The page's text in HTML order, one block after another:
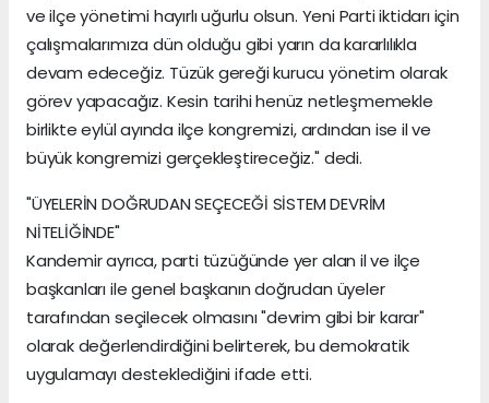
ve ilçe yönetimi hayırlı uğurlu olsun. Yeni Parti iktidarı için
çalışmalarımıza dün olduğu gibi yarın da kararlılıkla
devam edeceğiz. Tüzük gereği kurucu yönetim olarak
görev yapacağız. Kesin tarihi henüz netleşmemekle
birlikte eylül ayında ilçe kongremizi, ardından ise il ve
büyük kongremizi gerçekleştireceğiz." dedi.
"ÜYELERİN DOĞRUDAN SEÇECEĞİ SİSTEM DEVRİM
NİTELİĞİNDE"
Kandemir ayrıca, parti tüzüğünde yer alan il ve ilçe
başkanları ile genel başkanın doğrudan üyeler
tarafından seçilecek olmasını "devrim gibi bir karar"
olarak değerlendirdiğini belirterek, bu demokratik
uygulamayı desteklediğini ifade etti.